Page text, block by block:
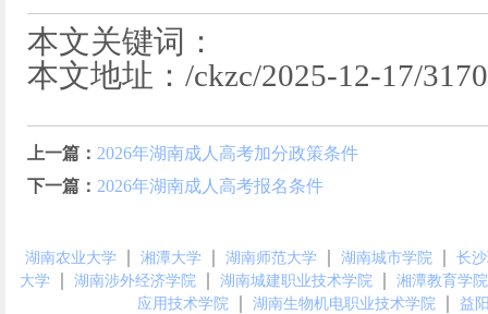
本文关键词：
本文地址：/ckzc/2025-12-17/
上一篇： 2026年湖南成人高考加分政策条件
下一篇： 2026年湖南成人高考报名条件
湖南农业大学 湘潭大学 湖南师范大学 湖南城市学院
长
大学
湖南涉外经济学院 湖南城建职业技术学院
湘潭教育学院
应用技术学院
湖南生物机电职业技术学院 益